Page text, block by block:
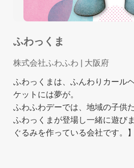
ふわっくま
株式会社ふわふわ | 大阪府
ふわっくまは、ふんわりカール
ケットには夢が。
ふわふわデーでは、地域の子供
ふわっくまが登場し一緒に遊び
ぐるみを作っている会社です。】